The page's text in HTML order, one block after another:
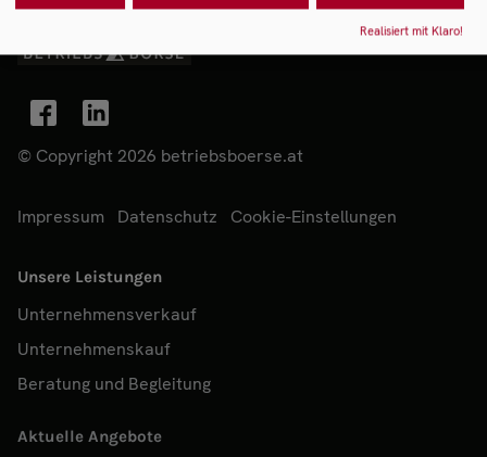
© Copyright 2026 betriebsboerse.at
Impressum Datenschutz Cookie-Einstellungen
Unsere Leistungen
Unternehmensverkauf
Unternehmenskauf
Beratung und Begleitung
Aktuelle Angebote
Realisiert mit Klaro!